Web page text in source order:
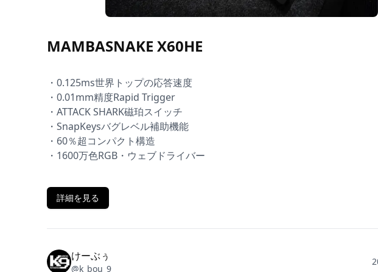
MAMBASNAKE X60HE
・0.125ms世界トップの応答速度
・0.01mm精度Rapid Trigger
・ATTACK SHARK磁珀スイッチ
・SnapKeysバグレベル補助機能
・60％超コンパクト構造
・1600万色RGB・ウェブドライバー
詳細を見る
けーぶぅ
@k_bou_9